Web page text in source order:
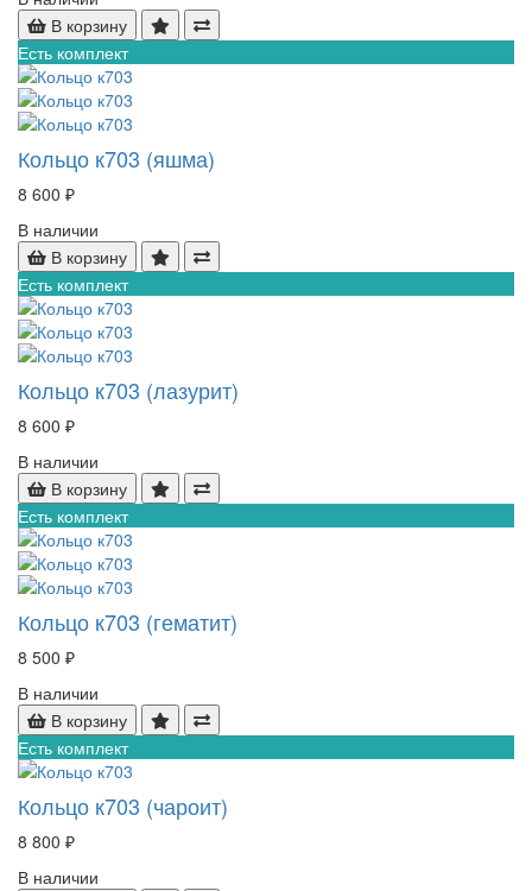
В корзину
Есть комплект
Кольцо к703 (яшма)
8 600 ₽
В наличии
В корзину
Есть комплект
Кольцо к703 (лазурит)
8 600 ₽
В наличии
В корзину
Есть комплект
Кольцо к703 (гематит)
8 500 ₽
В наличии
В корзину
Есть комплект
Кольцо к703 (чароит)
8 800 ₽
В наличии